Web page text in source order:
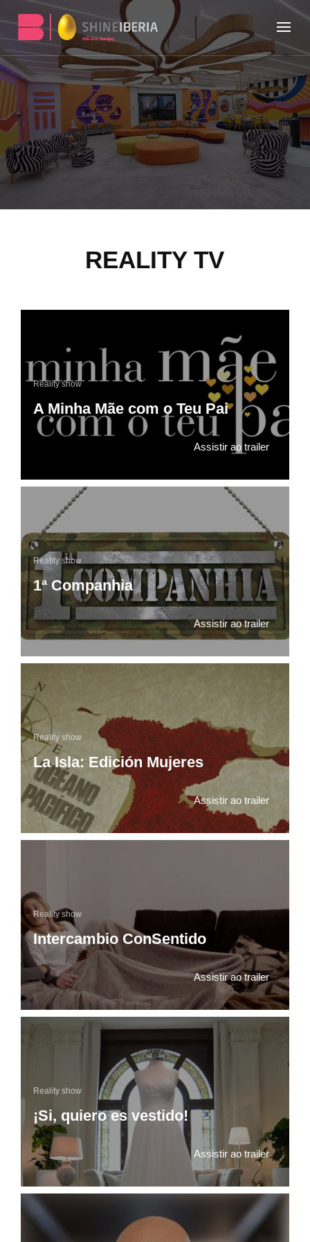
REALITY TV
A Minha Mãe com o Teu Pai
Reality show
Assistir ao trailer
1ª Companhia
Reality show
Assistir ao trailer
La Isla: Edición Mujeres
Reality show
Assistir ao trailer
Intercambio ConSentido
Reality show
Assistir ao trailer
¡Si, quiero es vestido!
Reality show
Assistir ao trailer